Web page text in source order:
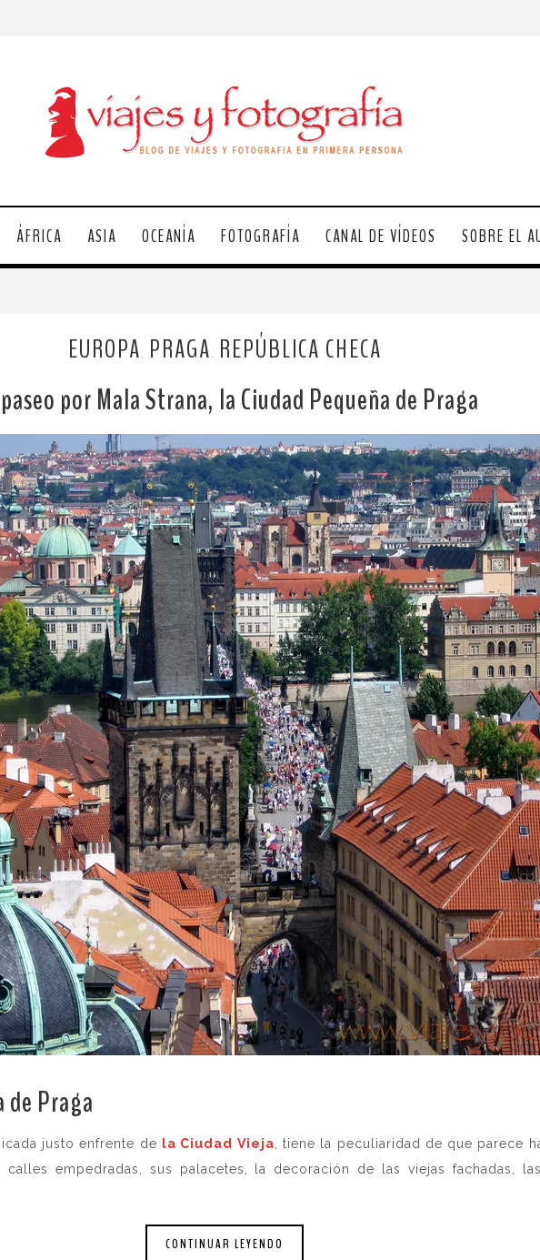
ÁFRICA ASIA OCEANÍA FOTOGRAFÍA CANAL DE VÍDEOS SOBRE EL
EUROPA PRAGA REPÚBLICA CHECA
por Mala Strana, la Ciudad Pequeña de Praga
de Praga
justo enfrente de la Ciudad Vieja , tiene la peculiaridad de que parece
empedradas, sus palacetes, la decoración de las viejas fachadas,
CONTINUAR LEYENDO